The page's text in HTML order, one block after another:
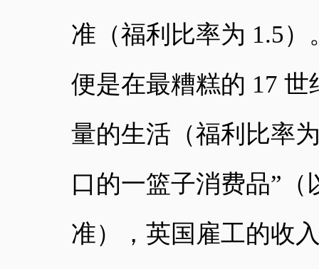
准（福利比率为 1.5
便是在最糟糕的 17
量的生活（福利比率
口的一篮子消费品”
准），英国雇工的收